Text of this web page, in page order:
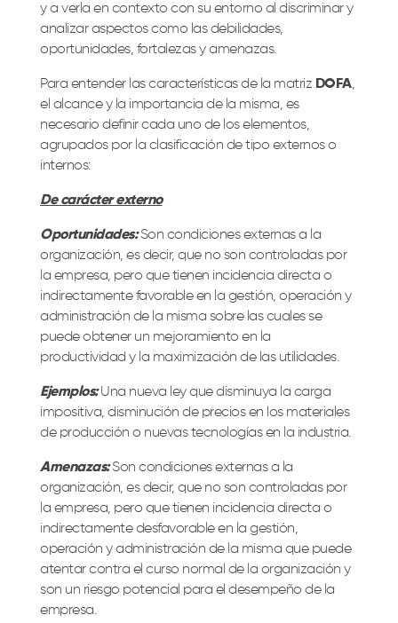
y a verla en contexto con su entorno al discriminar y
analizar aspectos como las debilidades,
oportunidades, fortalezas y amenazas.
Para entender las características de la matriz DOFA,
el alcance y la importancia de la misma, es
necesario definir cada uno de los elementos,
agrupados por la clasificación de tipo externos o
internos:
De carácter externo
Oportunidades:Son condiciones externas a la
organización, es decir, que no son controladas por
la empresa, pero que tienen incidencia directa o
indirectamente favorable en la gestión, operación y
administración de la misma sobre las cuales se
puede obtener un mejoramiento en la
productividad y la maximización de las utilidades.
Ejemplos: Una nueva ley que disminuya la carga
impositiva, disminución de precios en los materiales
de producción o nuevas tecnologías en la industria.
Amenazas:Son condiciones externas a la
organización, es decir, que no son controladas por
la empresa, pero que tienen incidencia directa o
indirectamente desfavorable en la gestión,
operación y administración de la misma que puede
atentar contra el curso normal de la organización y
son un riesgo potencial para el desempeño de la
empresa.